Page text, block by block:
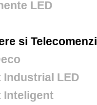
LED
si Telecomenzi
Industrial LED
Inteligent